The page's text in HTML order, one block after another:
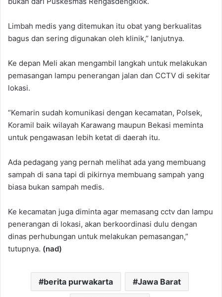
Limbah medis yang ditemukan itu obat yang berkualitas
bagus dan sering digunakan oleh klinik,” lanjutnya.
Ke depan Meli akan mengambil langkah untuk melakukan
pemasangan lampu penerangan jalan dan CCTV di sekitar
lokasi.
“Kemarin sudah komunikasi dengan kecamatan, Polsek,
Koramil baik wilayah Karawang maupun Bekasi meminta
untuk pengawasan lebih ketat di daerah itu.
Ada pedagang yang pernah melihat ada yang membuang
sampah di sana tapi di pikirnya membuang sampah yang
biasa bukan sampah medis.
Ke kecamatan juga diminta agar memasang cctv dan lampu
penerangan di lokasi, akan berkoordinasi dulu dengan
dinas perhubungan untuk melakukan pemasangan,”
tutupnya. (nad)
berita purwakarta Jawa Barat